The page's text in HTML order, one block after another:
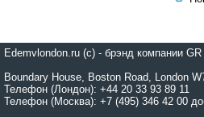
Edemvlondon.ru (c) - брэнд компании
Boundary House, Boston Road, London
Телефон (Лондон): +44 20 33 93 89 11
Телефон (Москва): +7 (495) 346 42 00